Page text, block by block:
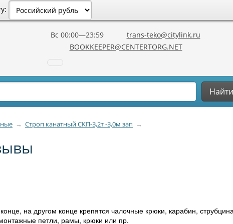
Вс 00:00—23:59
trans-teko@citylink.ru
BOOKKEEPER@CENTERTORG.NET
Найти
→ Строп канатный СКП-3,2т -3,0м зап →
на другом конце крепятся чалочные крюки, карабин,
петли, рамы, крюки или пр.